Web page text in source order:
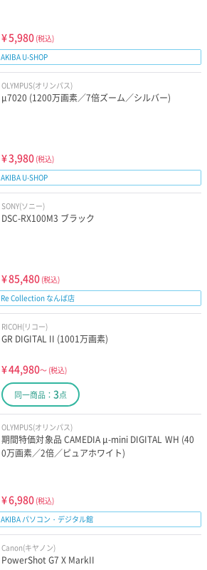
¥5,980 (税込)
AKIBA U-SHOP
OLYMPUS(オリンパス)
μ7020 (1200万画素／7倍ズーム／シルバー)
¥3,980 (税込)
AKIBA U-SHOP
SONY(ソニー)
DSC-RX100M3 ブラック
¥85,480 (税込)
Re Collection なんば店
RICOH(リコー)
GR DIGITAL II (1001万画素)
¥44,980～ (税込)
同一商品： 3点
OLYMPUS(オリンパス)
期間特価対象品 CAMEDIA μ-mini DIGITAL WH (40
0万画素／2倍／ピュアホワイト)
¥6,980 (税込)
AKIBA パソコン・デジタル館
Canon(キヤノン)
PowerShot G7 X MarkII